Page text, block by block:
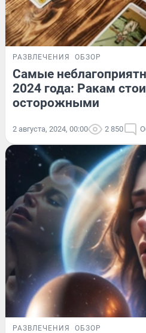
РАЗВЛЕЧЕНИЯ ОБЗОР
Самые
2024 года: Ракам
осторожными
2 августа, 2024, 00:00 2 850
РАЗВЛЕЧЕНИЯ ОБЗОР